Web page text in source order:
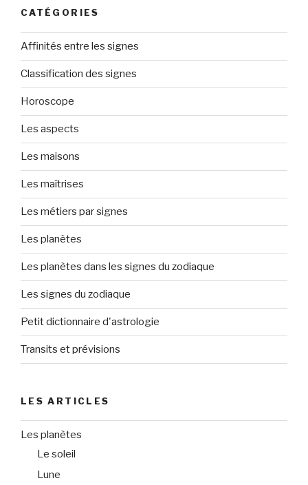
CATÉGORIES
Affinités entre les signes
Classification des signes
Horoscope
Les aspects
Les maisons
Les maîtrises
Les métiers par signes
Les planètes
Les planètes dans les signes du zodiaque
Les signes du zodiaque
Petit dictionnaire d'astrologie
Transits et prévisions
LES ARTICLES
Les planètes
Le soleil
Lune